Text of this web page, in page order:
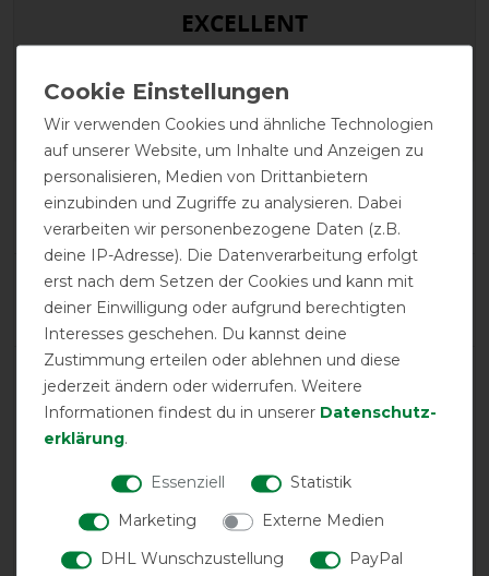
EXCELLENT
160g - marine - Weidedecke
Product Reviews
2
Product Rating
5/5
product experience
Neutral
0%
Negative
0%
Wir verwenden Cookies und ähnliche Technologien
auf unserer Website, um Inhalte und Anzeigen zu
personalisieren, Medien von Drittanbietern
einzubinden und Zugriffe zu analysieren. Dabei
verarbeiten wir personenbezogene Daten (z.B.
deine IP-Adresse). Die Datenverarbeitung erfolgt
erst nach dem Setzen der Cookies und kann mit
deiner Einwilligung oder aufgrund berechtigten
Interesses geschehen. Du kannst deine
Zustimmung erteilen oder ablehnen und diese
jederzeit ändern oder widerrufen. Weitere
Informationen findest du in unserer Daten­schutz­
erklärung.
Essenziell
Statistik
Marketing
Externe Medien
DHL Wunschzustellung
PayPal